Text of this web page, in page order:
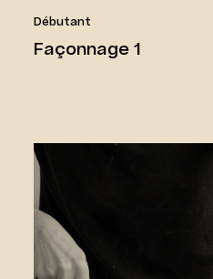
Débutant
Façonnage 1
Façonnage 2